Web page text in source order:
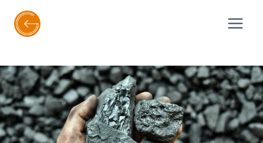
treści